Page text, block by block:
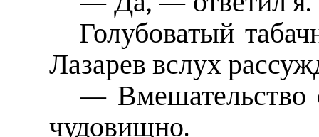
Голубоватый
Лазарев вслух
— Вмешательство
чудовищно.